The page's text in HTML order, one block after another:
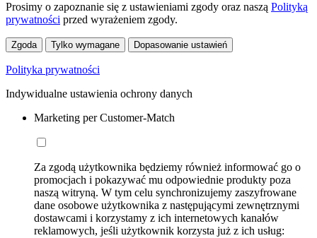
Prosimy o zapoznanie się z ustawieniami zgody oraz naszą Polityką
prywatności przed wyrażeniem zgody.
Zgoda Tylko wymagane Dopasowanie ustawień
Polityka prywatności
Indywidualne ustawienia ochrony danych
Marketing per Customer-Match
Za zgodą użytkownika będziemy również informować go o
promocjach i pokazywać mu odpowiednie produkty poza
naszą witryną. W tym celu synchronizujemy zaszyfrowane
dane osobowe użytkownika z następującymi zewnętrznymi
dostawcami i korzystamy z ich internetowych kanałów
reklamowych, jeśli użytkownik korzysta już z ich usług: